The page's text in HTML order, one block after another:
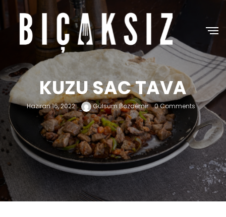
KUZU SAC TAVA
Haziran 16, 2022 Gülsüm Bozdemir 0 Comments